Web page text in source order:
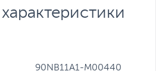
90NB11A1-M00440